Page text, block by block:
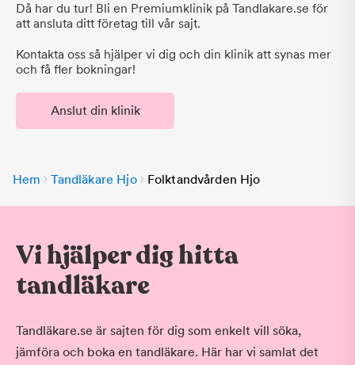
Då har du tur! Bli en Premiumklinik på Tandlakare.se för
att ansluta ditt företag till vår sajt.
Kontakta oss så hjälper vi dig och din klinik att synas mer
och få fler bokningar!
Anslut din klinik
Hem Tandläkare Hjo Folktandvården Hjo
Vi hjälper dig hitta
tandläkare
Tandläkare.se är sajten för dig som enkelt vill söka,
jämföra och boka en tandläkare. Här har vi samlat det